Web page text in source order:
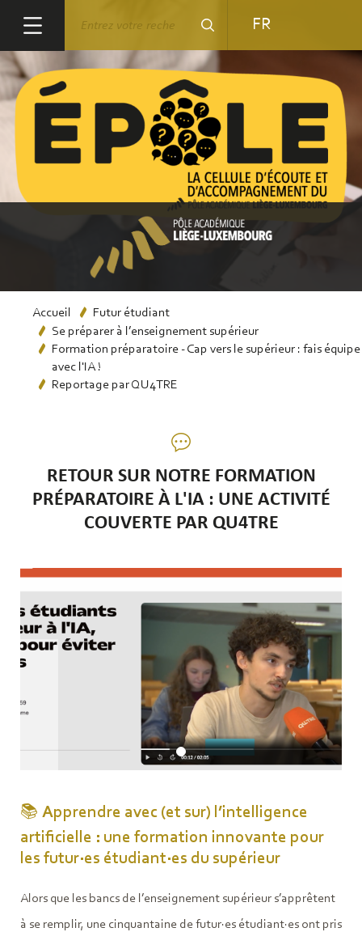
principal
FR
d'Ariane
Accueil
Futur étudiant
Se préparer à l’enseignement supérieur
Formation préparatoire - Cap vers le supérieur : fais équipe
avec l'IA !
Reportage par QU4TRE
RETOUR SUR NOTRE FORMATION
PRÉPARATOIRE À L'IA : UNE ACTIVITÉ
COUVERTE PAR QU4TRE
📚 Apprendre avec (et sur) l’intelligence
artificielle : une formation innovante pour
les futur·es étudiant·es du supérieur
Alors que les bancs de l’enseignement supérieur s’apprêtent
à se remplir, une cinquantaine de futur·es étudiant·es ont pris